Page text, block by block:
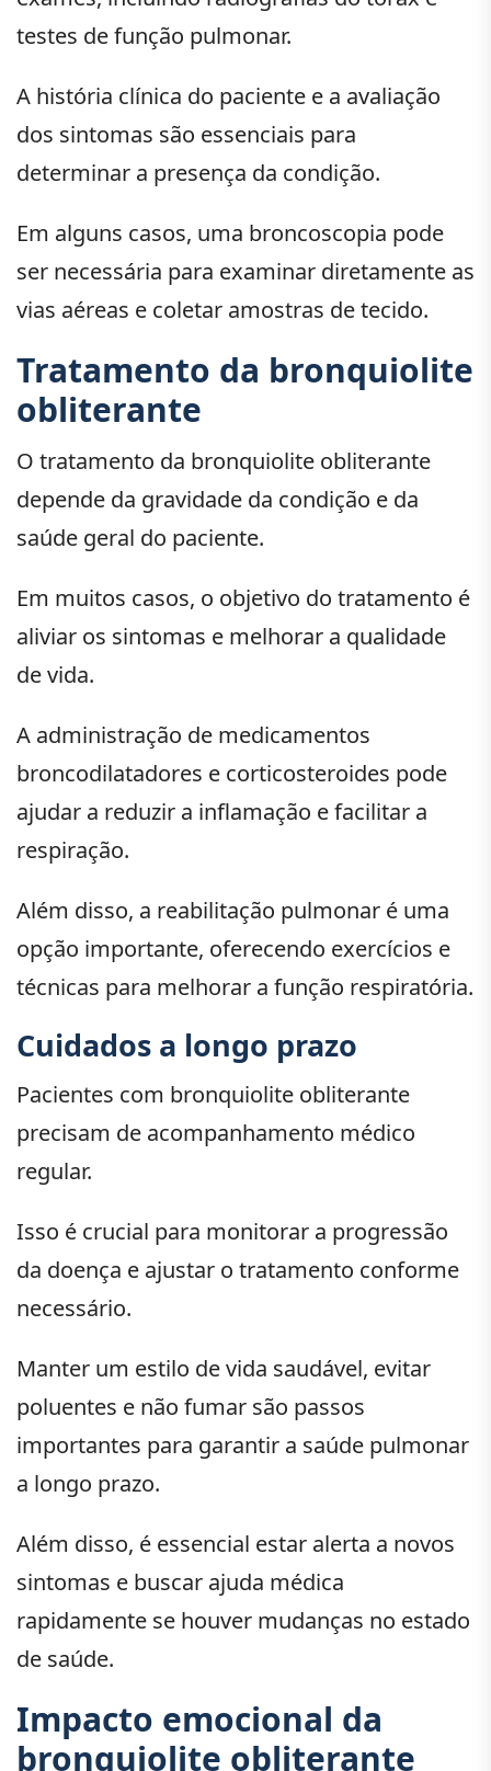
testes de função pulmonar.
A história clínica do paciente e a avaliação
dos sintomas são essenciais para
determinar a presença da condição.
Em alguns casos, uma broncoscopia pode
ser necessária para examinar diretamente as
vias aéreas e coletar amostras de tecido.
Tratamento da bronquiolite
obliterante
O tratamento da bronquiolite obliterante
depende da gravidade da condição e da
saúde geral do paciente.
Em muitos casos, o objetivo do tratamento é
aliviar os sintomas e melhorar a qualidade
de vida.
A administração de medicamentos
broncodilatadores e corticosteroides pode
ajudar a reduzir a inflamação e facilitar a
respiração.
Além disso, a reabilitação pulmonar é uma
opção importante, oferecendo exercícios e
técnicas para melhorar a função respiratória.
Cuidados a longo prazo
Pacientes com bronquiolite obliterante
precisam de acompanhamento médico
regular.
Isso é crucial para monitorar a progressão
da doença e ajustar o tratamento conforme
necessário.
Manter um estilo de vida saudável, evitar
poluentes e não fumar são passos
importantes para garantir a saúde pulmonar
a longo prazo.
Além disso, é essencial estar alerta a novos
sintomas e buscar ajuda médica
rapidamente se houver mudanças no estado
de saúde.
Impacto emocional da
bronquiolite obliterante